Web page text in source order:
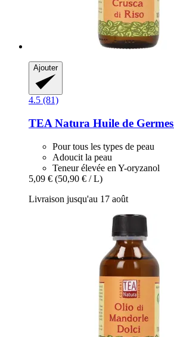
Ajouter
4.5 (81)
TEA Natura Huile de
Pour tous les types de peau
Adoucit la peau
Teneur élevée en Y-oryzanol
5,09 € (50,90 € / L)
Livraison jusqu'au 17 août